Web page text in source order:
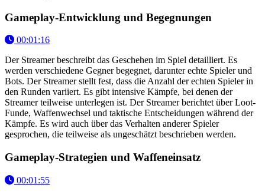
Gameplay-Entwicklung und Begegnungen
00:01:16
Der Streamer beschreibt das Geschehen im Spiel detailliert. Es
werden verschiedene Gegner begegnet, darunter echte Spieler und
Bots. Der Streamer stellt fest, dass die Anzahl der echten Spieler in
den Runden variiert. Es gibt intensive Kämpfe, bei denen der
Streamer teilweise unterlegen ist. Der Streamer berichtet über Loot-
Funde, Waffenwechsel und taktische Entscheidungen während der
Kämpfe. Es wird auch über das Verhalten anderer Spieler
gesprochen, die teilweise als ungeschätzt beschrieben werden.
Gameplay-Strategien und Waffeneinsatz
00:01:55